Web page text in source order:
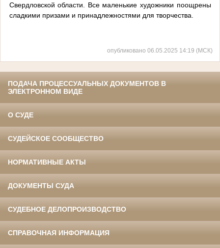
Свердловской области. Все маленькие художники поощрены
сладкими призами и принадлежностями для творчества.
опубликовано 06.05.2025 14:19 (МСК)
ПОДАЧА ПРОЦЕССУАЛЬНЫХ ДОКУМЕНТОВ В
ЭЛЕКТРОННОМ ВИДЕ
О СУДЕ
СУДЕЙСКОЕ СООБЩЕСТВО
НОРМАТИВНЫЕ АКТЫ
ДОКУМЕНТЫ СУДА
СУДЕБНОЕ ДЕЛОПРОИЗВОДСТВО
СПРАВОЧНАЯ ИНФОРМАЦИЯ